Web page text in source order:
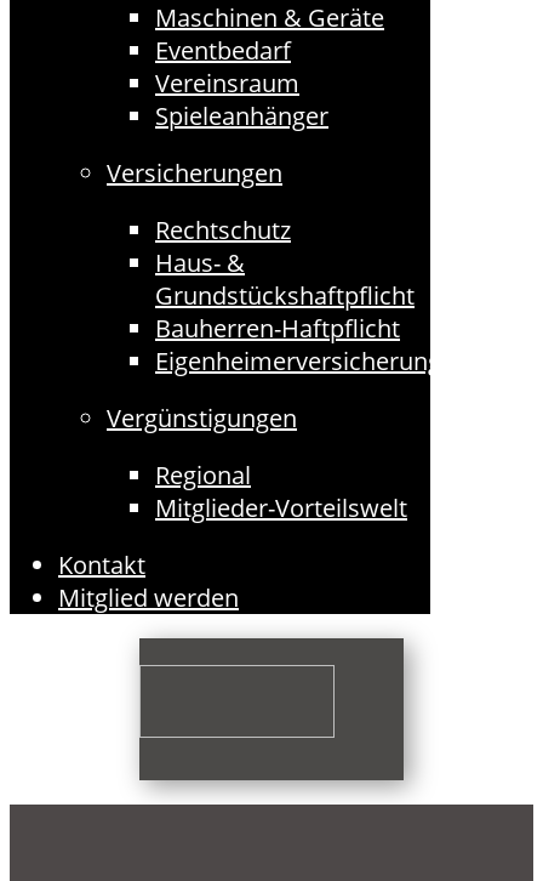
Maschinen & Geräte
Eventbedarf
Vereinsraum
Spieleanhänger
Versicherungen
Rechtschutz
Haus- &
Grundstückshaftpflicht
Bauherren-Haftpflicht
Eigenheimerversicherungen
Vergünstigungen
Regional
Mitglieder-Vorteilswelt
Kontakt
Mitglied werden